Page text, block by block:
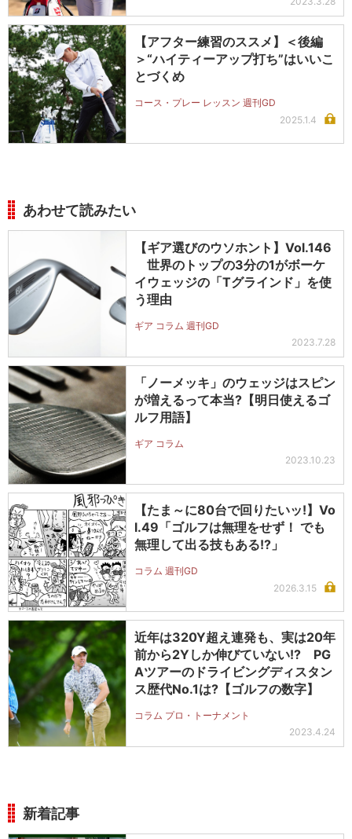
【アフター練習のススメ】＜後編
＞“ハイティーアップ打ち”はいいこ
とづくめ
コース・プレー レッスン 週刊GD
2025.1.4
あわせて読みたい
【ギア選びのウソホント】Vol.146
世界のトップの3分の1がボーケ
イウェッジの「Tグラインド」を使
う理由
ギア コラム 週刊GD
2023.7.28
「ノーメッキ」のウェッジはスピン
が増えるって本当?【明日使えるゴ
ルフ用語】
ギア コラム
2023.10.23
【たま～に80台で回りたいッ!】Vo
l.49「ゴルフは無理をせず！ でも
無理して出る技もある!?」
コラム 週刊GD
2026.3.15
近年は320Y超え連発も、実は20年
前から2Yしか伸びていない!? PG
Aツアーのドライビングディスタン
ス歴代No.1は?【ゴルフの数字】
コラム プロ・トーナメント
2023.4.24
新着記事